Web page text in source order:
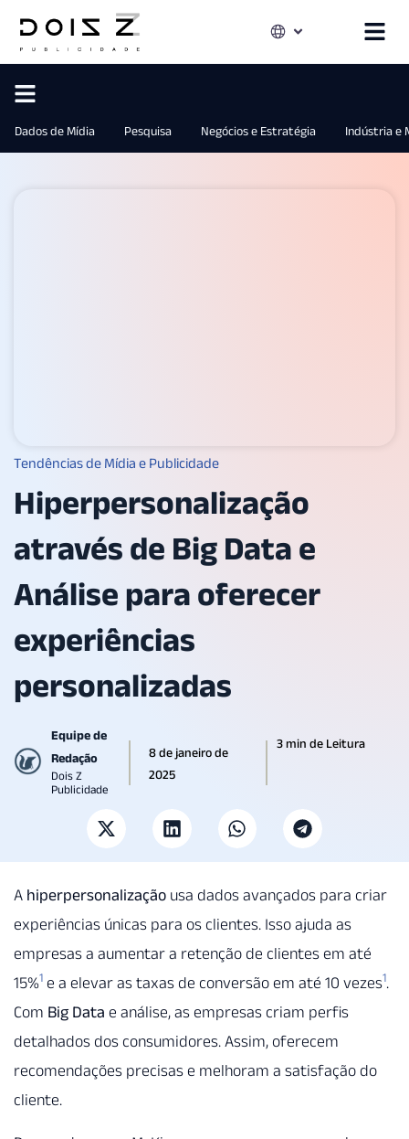
Dados de Mídia Pesquisa Negócios e Estratégia Indústria e
Tendências de Mídia e Publicidade
Hiperpersonalização
através de Big Data e
Análise para oferecer
experiências
personalizadas
Equipe de
Redação
Dois Z
Publicidade
8 de janeiro de
2025
3 min de Leitura
A hiperpersonalização usa dados avançados para criar
experiências únicas para os clientes. Isso ajuda as
empresas a aumentar a retenção de clientes em até
15%1 e a elevar as taxas de conversão em até 10 vezes1.
Com Big Data e análise, as empresas criam perfis
detalhados dos consumidores. Assim, oferecem
recomendações precisas e melhoram a satisfação do
cliente.